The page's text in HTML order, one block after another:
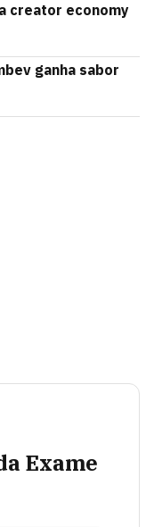
creator economy
ganha sabor
Exame